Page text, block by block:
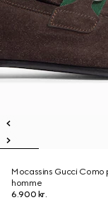
Mocassins Gucci Como
homme
6.900 kr.